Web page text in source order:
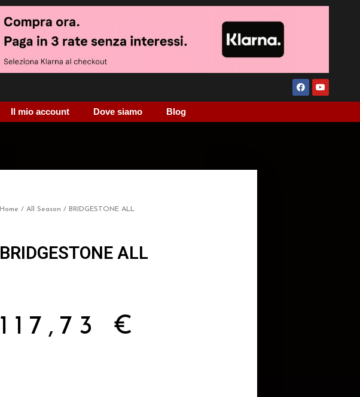
Il mio account Dove siamo Blog
Home / All Season / BRIDGESTONE ALL
BRIDGESTONE ALL
117,73 €